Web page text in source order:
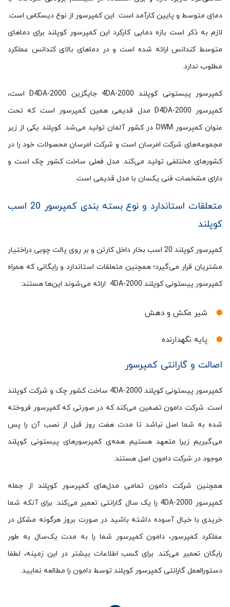
دمای متوسط و پایین کارآمد است. این کمپرسور از نوع دیسکاس است.
لازم به ذکر است بازه دمایی کارکرد این کمپرسور کوپلند برای دماهای
متوسط کندانس ارائه شده است و در دماهای بالای کندانس عملکرد
مطلوب ندارد.
کمپرسور پیستونی کوپلند 4DA-2000 جایگزین D4DA-2000 است،
کمپرسور D4DA-2000 مدل قدیمی همین کمپرسور است که تحت
عنوان کمپرسور DWM در کشور آلمان تولید می‌شد. کوپلند یکی از زیر
مجموعه‌های شرکت امرسان است و شرکت امرسان محصولات خود را در
کشورهای مختلفی تولید می‌کند. مدل فعلی ساخت کشور چک است و
دارای مشخصات فنی یکسان با مدل قدیمی است.
متعلقات استاندارد و نوع بسته بندی کمپرسور 20 اسب
کوپلند
کمپرسور کوپلند 20 اسب بخار داخل کارتن و بر روی پالت چوبی دراختیار
مشتریان قرار می‌گیرد؛ همچنین متعلقات استاندارد و رایگانی که همراه
کمپرسور پیستونی کوپلند 4DA-2000 ارائه می‌شوند این‌‎ها هستند:
شیر مکش و دهش
پایه نگهدارنده
اصالت و گارانتی کمپرسور
کمپرسور پیستونی کوپلند 4DA-2000 ساخت کشور چک و شرکت کوپلند
است. شرکت دامون تضمین می‌کند که در صورتی که کمپرسور فروخته
شده به شما اصل نباشد تا مدت هفت روز قبل از نصب آن را پس
می‌گیریم زیرا متعهد هستیم همه‌ی کمپرسورهای پیستونی کوپلند
موجود در شرکت دامون اصل هستند.
همچنین شرکت دامون تمامی مدل‌های کمپرسور کوپلند از جمله
کمپرسور 4DA-2000 را یک سال گارانتی تعمیر می‌کند. برای آنکه شما
خریدی با خیال آسوده داشته باشید در صورت بروز هرگونه مشکل در
عملکرد کمپرسور، دامون کمپرسور شما را به مدت یک‌سال به طور
رایگان تعمیر می‌کند. برای کسب اطلاعات بیشتر در این زمینه، لطفا
دستورالعمل گارانتی کمپرسور کوپلند توسط دامون را مطالعه نمایید.